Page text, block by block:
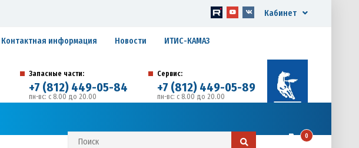
Кабинет
Контактная информация Новости ИТИС-КАМАЗ
Запасные части:
+7 (812) 449-05-84
пн-вс: с 8.00 до 20.00
Сервис:
+7 (812) 449-05-89
пн-вс: с 8.00 до 20.00
0